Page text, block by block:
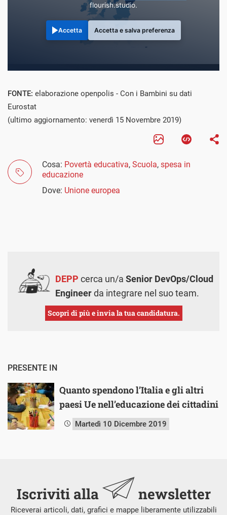
flourish.studio.
Accetta Accetta e salva preferenza
FONTE: elaborazione openpolis - Con i Bambini su dati
Eurostat
(ultimo aggiornamento: venerdì 15 Novembre 2019)
Cosa: Povertà educativa, Scuola, spesa in
educazione
Dove: Unione europea
DEPP cerca un/a Senior DevOps/Cloud
Engineerda integrare nel suo team.
Scopri di più e invia la tua candidatura.
PRESENTE IN
Quanto spendono l’Italia e gli altri
paesi Ue nell’educazione dei cittadini
Martedì 10 Dicembre 2019
Iscriviti alla newsletter
Riceverai articoli, dati, grafici e mappe liberamente utilizzabili